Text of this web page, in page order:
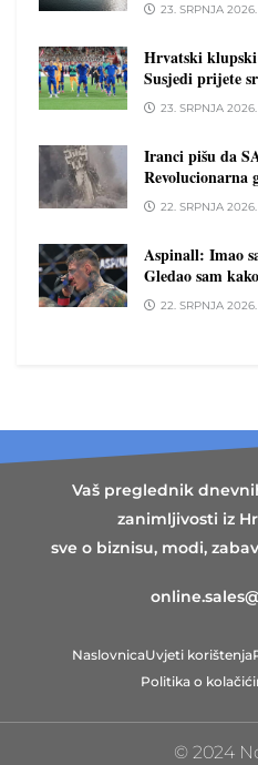
23. SRPNJA 2026.
Hrvatski
Susjedi prijete
23. SRPNJA 2026.
Iranci pišu da
Revolucionarna
22. SRPNJA 2026.
Aspinall: Imao
Gledao sam
22. SRPNJA 2026.
Vaš preglednik
zanimljivosti iz
sve o biznisu, modi,
NaslovnicaUvjeti korištenja
Politika o
© 2024